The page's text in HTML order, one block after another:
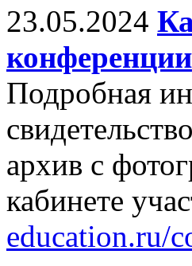
23.05.2024
конференции
Подробная
архив с
кабинете
education.ru/